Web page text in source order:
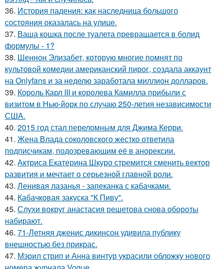
36. История падения: как наследница большого
состояния оказалась на улице.
37. Ваша кошка после туалета превращается в болид
формулы - 1?
38. Шеннон Элизабет, которую многие помнят по
культовой комедии американский пирог, создала аккаунт
на Onlyfans и за неделю заработала миллион долларов.
39. Король Карл III и королева Камилла прибыли с
визитом в Нью-йорк по случаю 250-летия независимости
США.
40. 2015 год стал переломным для Джима Керри.
41. Жена Влада соколовского жестко ответила
подписчикам, подозревающим её в анорексии.
42. Актриса Екатерина Шкуро стремится сменить вектор
развития и мечтает о серьезной главной роли.
43. Ленивая лазанья - запеканка с кабачками.
44. Кабачковая закуска "К Пиву".
45. Слухи вокруг анастасия решетова снова обороты
набирают.
46. 71-Летняя дженис дикинсон удивила публику
внешностью без прикрас.
47. Мэрил стрип и Анна винтур украсили обложку нового